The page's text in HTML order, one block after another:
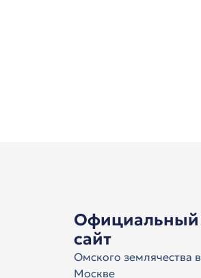
Официальный
сайт
Омского землячества в
Москве